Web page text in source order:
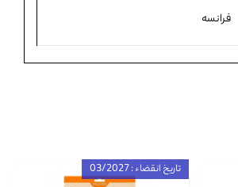
فرانسه
تاریخ انقضاء : 03/2027